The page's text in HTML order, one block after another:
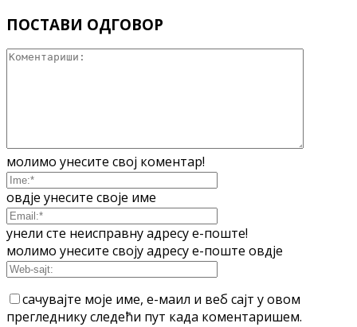
ПОСТАВИ ОДГОВОР
молимо унесите свој коментар!
овдје унесите своје име
унели сте неисправну адресу е-поште!
молимо унесите своју адресу е-поште овдје
сачувајте моје име, е-маил и веб сајт у овом
прегледнику следећи пут када коментаришем.